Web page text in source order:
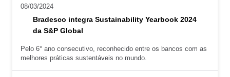
Imposto de
renda
Explica
Dívidas
08/03/2024
Bradesco integra Sustainability Yearbook 2024
da S&P Global
Pelo 6° ano consecutivo, reconhecido entre os bancos com as
melhores práticas sustentáveis no mundo.